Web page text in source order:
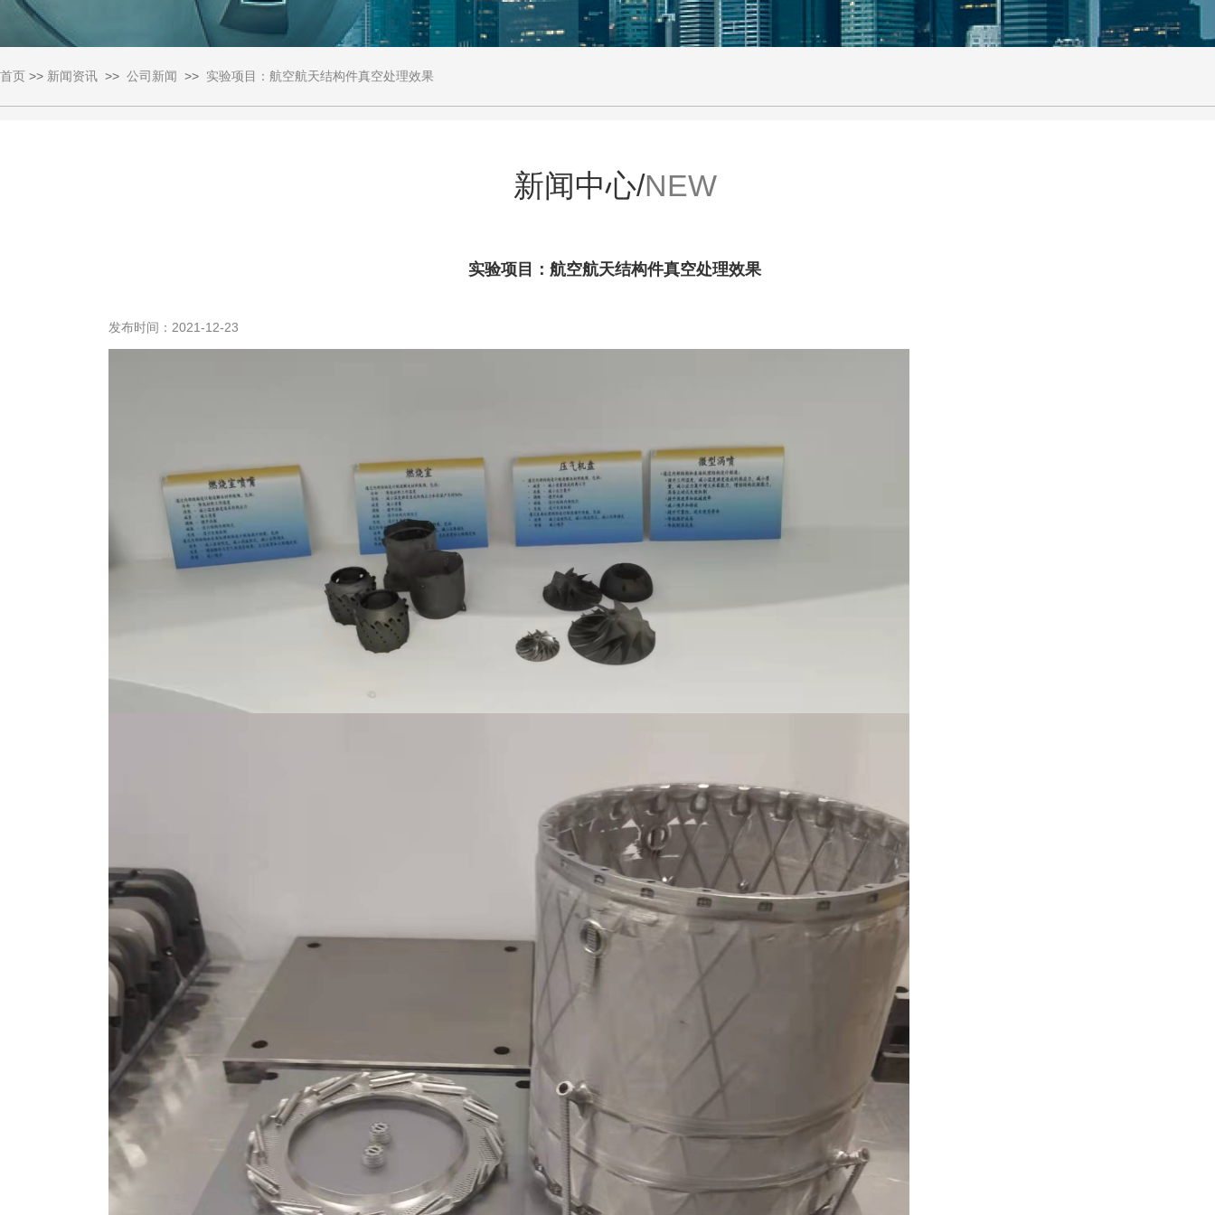
首页 >> 新闻资讯 >> 公司新闻 >> 实验项目：航空航天结构件真空处理效果
新闻中心/NEW
实验项目：航空航天结构件真空处理效果
发布时间：2021-12-23